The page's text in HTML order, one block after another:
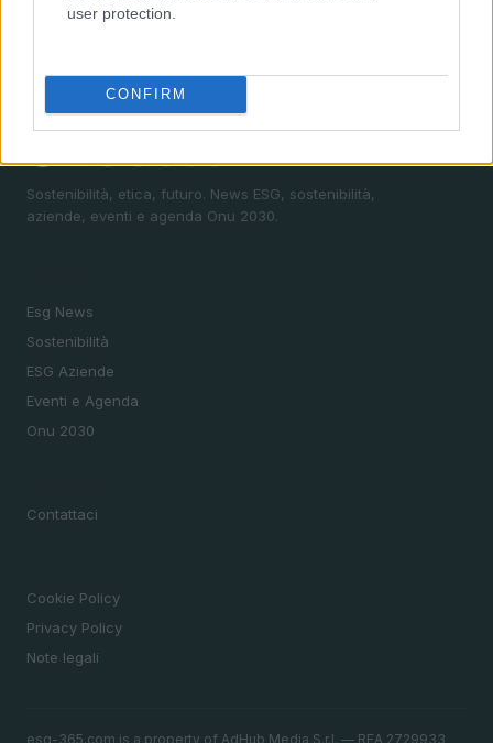
user protection.
CONFIRM
Sostenibilità, etica, futuro. News ESG, sostenibilità,
aziende, eventi e agenda Onu 2030.
Esg News
Sostenibilità
ESG Aziende
Eventi e Agenda
Onu 2030
Contattaci
Cookie Policy
Privacy Policy
Note legali
esg-365.com is a property of AdHub Media S.r.l. — REA 2729933